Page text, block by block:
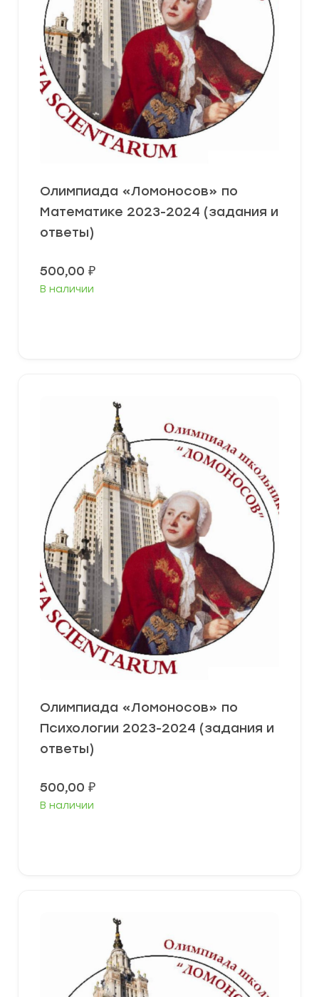
Олимпиада «Ломоносов» по
Математике 2023-2024 (задания и
ответы)
500,00 ₽
В наличии
Олимпиада «Ломоносов» по
Психологии 2023-2024 (задания и
ответы)
500,00 ₽
В наличии